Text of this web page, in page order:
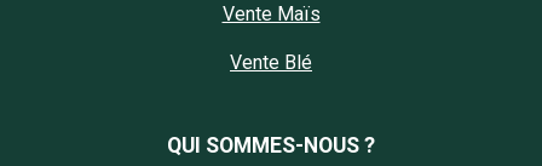
Vente Maïs
Vente Blé
QUI SOMMES-NOUS ?